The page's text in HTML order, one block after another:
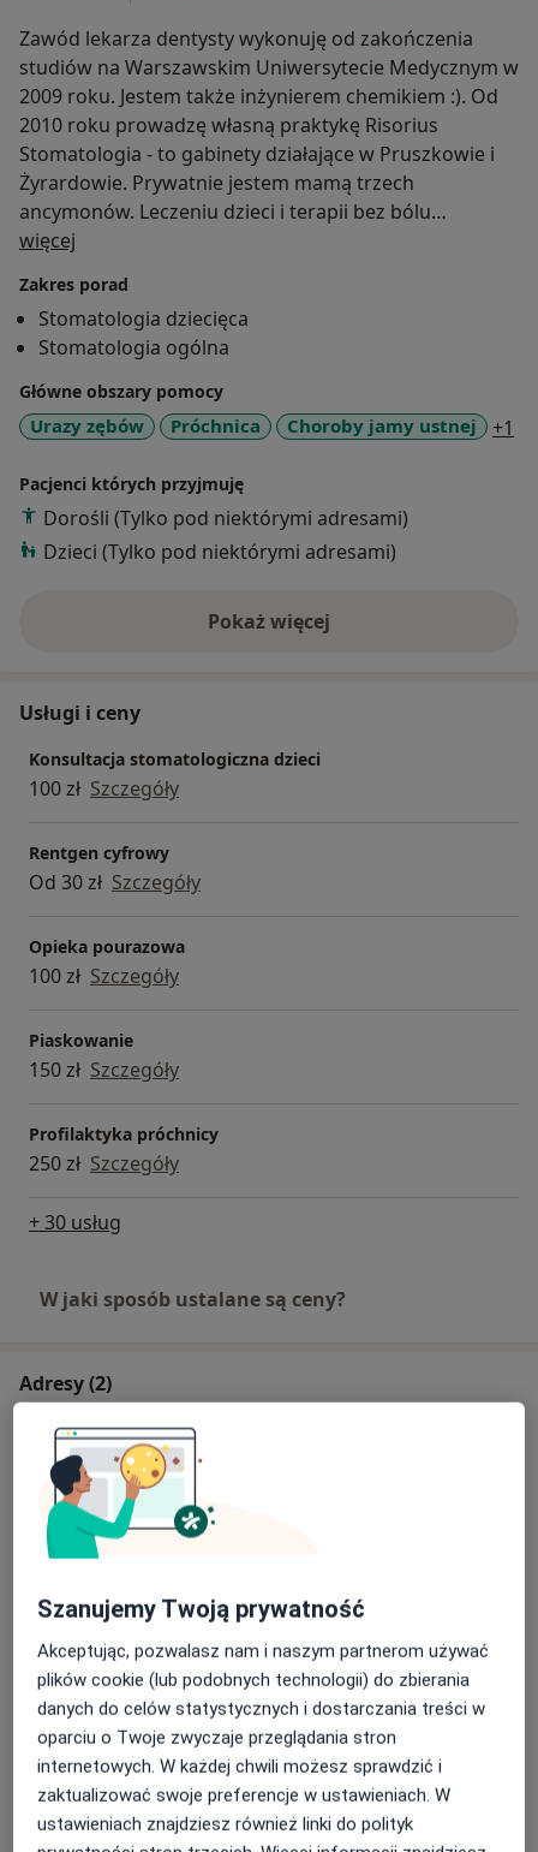
Zawód lekarza dentysty wykonuję od zakończenia
studiów na Warszawskim Uniwersytecie Medycznym w
2009 roku. Jestem także inżynierem chemikiem :). Od
2010 roku prowadzę własną praktykę Risorius
Stomatologia - to gabinety działające w Pruszkowie i
Żyrardowie. Prywatnie jestem mamą trzech
ancymonów. Leczeniu dzieci i terapii bez bólu
poświęcam szczególną uwagę. Posiadam dużo empatii
sedacji (tzw. gazie rozweselającym). Portal
znanylekarz.pl wyróżnił mnie po raz drugi certyfikatem
"lekarz przyjazny pacjentom" za rok 2018. Wyróżnienie
otrzymał także mój gabinet w Pruszkowie.
Uśmiechnij się, najlepsze przed nami :). Zapraszam.
więcej
Zakres porad
Stomatologia dziecięca
Stomatologia ogólna
Główne obszary pomocy
Urazy zębów Próchnica Choroby jamy ustnej +1
Pacjenci których przyjmuję
Dorośli (Tylko pod niektórymi adresami)
Dzieci (Tylko pod niektórymi adresami)
Pokaż więcejo doświadczeniu
Usługi i ceny
Konsultacja stomatologiczna dzieci
100 zł Szczegóły
Rentgen cyfrowy
Od 30 zł Szczegóły
Opieka pourazowa
100 zł Szczegóły
Piaskowanie
150 zł Szczegóły
Profilaktyka próchnicy
250 zł Szczegóły
+ 30 usług
W jaki sposób ustalane są ceny?
Adresy (2)
Adres 1 Adres 2
Risorius Stomatologia
Ołówkowa 1E,
Powiększ mapęotwiera się w nowej karcie
Dostępność
W tym gabinecie nie można umawiać wizyt przez
internet
Co mam zrobić w tej sytuacji?
Szanujemy Twoją prywatność
Akceptując, pozwalasz nam i naszym partnerom używać
plików cookie (lub podobnych technologii) do zbierania
danych do celów statystycznych i dostarczania treści w
oparciu o Twoje zwyczaje przeglądania stron
internetowych. W każdej chwili możesz sprawdzić i
zaktualizować swoje preferencje w ustawieniach. W
ustawieniach znajdziesz również linki do polityk